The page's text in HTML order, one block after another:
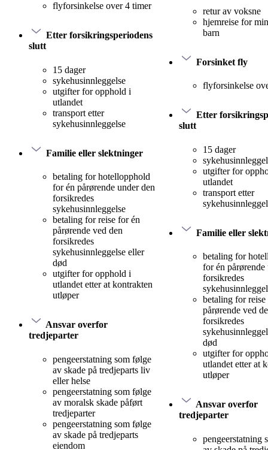
flyforsinkelse over 4 timer
Etter forsikringsperiodens
slutt
15 dager
sykehusinnleggelse
utgifter for opphold i
utlandet
transport etter
sykehusinnleggelse
Familie eller slektninger
betaling for hotellopphold
for én pårørende under den
forsikredes
sykehusinnleggelse
betaling for reise for én
pårørende ved den
forsikredes
sykehusinnleggelse eller
død
utgifter for opphold i
utlandet etter at kontrakten
utløper
Ansvar overfor
tredjeparter
pengeerstatning som følge
av skade på tredjeparts liv
eller helse
pengeerstatning som følge
av moralsk skade påført
tredjeparter
pengeerstatning som følge
av skade på tredjeparts
eiendom
retur av voksne
hjemreise for
barn
Forsinket fly
flyforsinkelse
Etter
slutt
15 dager
utgifter for
utlandet
transport etter
Familie eller
betaling for
for én pårørende
forsikredes
betaling for reise
pårørende ved
forsikredes
død
utgifter for
utlandet etter at
utløper
Ansvar overfor
tredjeparter
pengeerstatning